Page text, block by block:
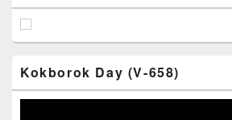
Kokborok Day (V-658)